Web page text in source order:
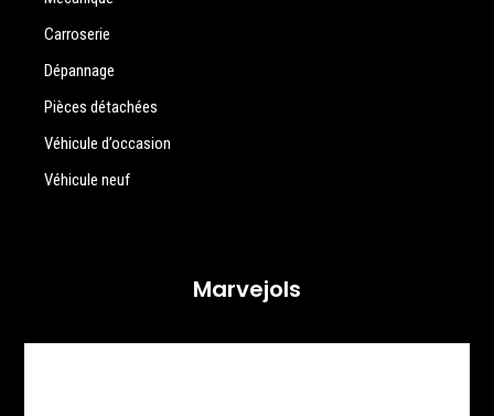
Carroserie
Dépannage
Pièces détachées
Véhicule d’occasion
Véhicule neuf
Marvejols